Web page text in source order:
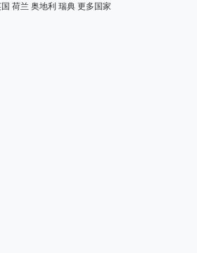
荷兰 奥地利 瑞典 更多国家